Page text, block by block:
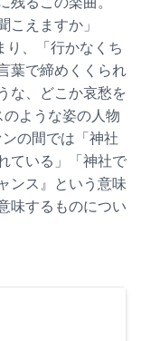
こえますか」
り、「行かなくち
葉で締めくくられ
な、どこか哀愁を
ような姿の人物
の間では「神社
ている」「神社で
ンス』という意味
味するものについ